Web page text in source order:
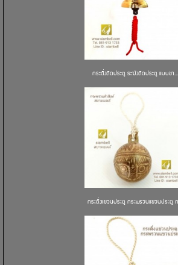
กระดิ่งติดประตู ระฆังติดประตู แบบขา...
กระดิ่งแขวนประตู กระพรวนแขวนประตู